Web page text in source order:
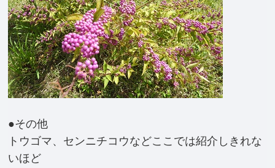
●その他
トウゴマ、センニチコウなどここでは紹介しきれな
いほど